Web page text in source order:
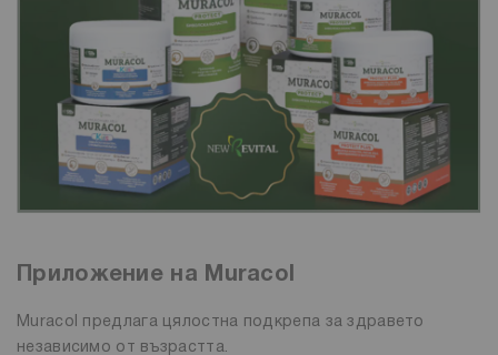
Приложение на Muracol
Muracol предлага цялостна подкрепа за здравето
независимо от възрастта.